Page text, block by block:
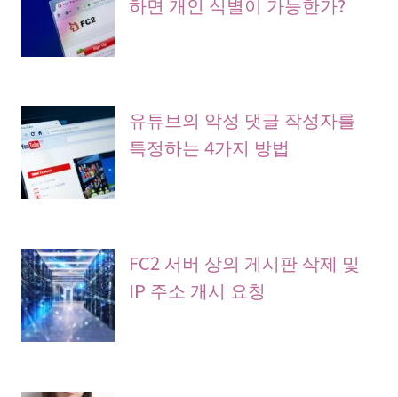
유튜브의 악성 댓글 작성자를
특정하는 4가지 방법
FC2 서버 상의 게시판 삭제 및
IP 주소 개시 요청